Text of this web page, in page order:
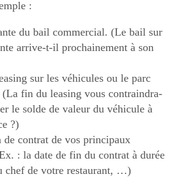
:
du bail commercial. (Le bail sur
arrive-t-il prochainement à son
sur les véhicules ou le parc
fin du leasing vous contraindra-
le solde de valeur du véhicule à
?)
de contrat de vos principaux
: la date de fin du contrat à durée
chef de votre restaurant, …)